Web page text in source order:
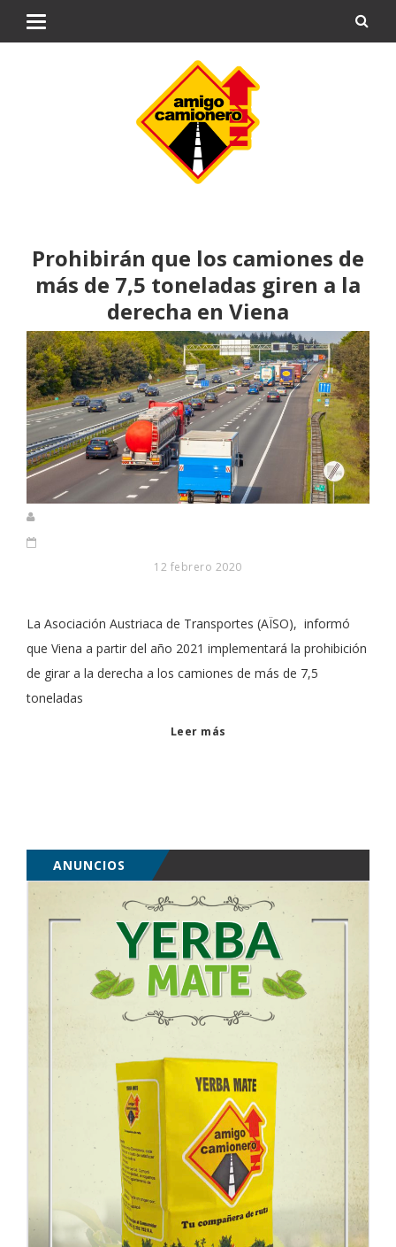
Prohibirán que los camiones de
más de 7,5 toneladas giren a la
derecha en Viena
12 febrero 2020
La Asociación Austriaca de Transportes (AÏSO), informó
que Viena a partir del año 2021 implementará la prohibición
de girar a la derecha a los camiones de más de 7,5
toneladas
Leer más
ANUNCIOS